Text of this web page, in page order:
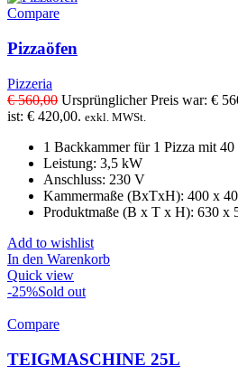
Compare
Pizzaöfen
Pizzeria
€560,00 Ursprünglicher Preis war: €
ist: € 420,00. exkl. MWSt.
1 Backkammer für 1 Pizza mit
Leistung: 3,5 kW
Anschluss: 230 V
Kammermaße (BxTxH): 400 x
Produktmaße (B x T x H): 630 x
Add to wishlist
In den Warenkorb
Quick view
-25%Sold out
Compare
TEIGMASCHINE 25L